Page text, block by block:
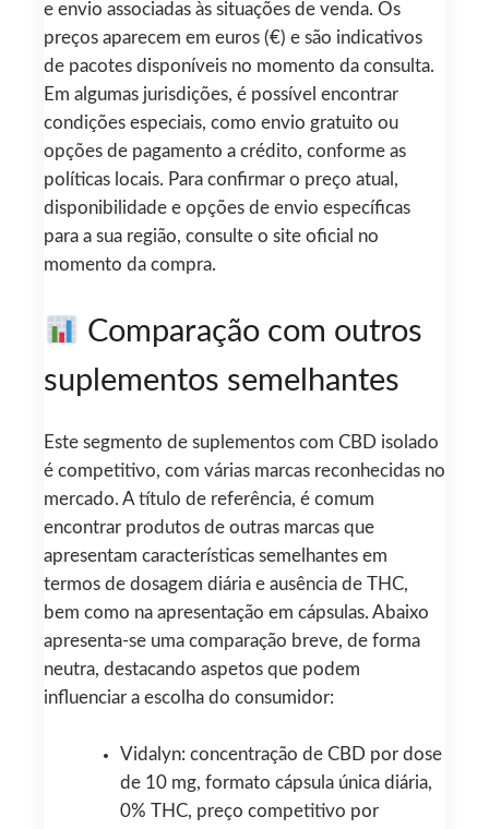
e envio associadas às situações de venda. Os
preços aparecem em euros (€) e são indicativos
de pacotes disponíveis no momento da consulta.
Em algumas jurisdições, é possível encontrar
condições especiais, como envio gratuito ou
opções de pagamento a crédito, conforme as
políticas locais. Para confirmar o preço atual,
disponibilidade e opções de envio específicas
para a sua região, consulte o site oficial no
momento da compra.
Comparação com outros
suplementos semelhantes
Este segmento de suplementos com CBD isolado
é competitivo, com várias marcas reconhecidas no
mercado. A título de referência, é comum
encontrar produtos de outras marcas que
apresentam características semelhantes em
termos de dosagem diária e ausência de THC,
bem como na apresentação em cápsulas. Abaixo
apresenta-se uma comparação breve, de forma
neutra, destacando aspetos que podem
influenciar a escolha do consumidor:
Vidalyn: concentração de CBD por dose
de 10 mg, formato cápsula única diária,
0% THC, preço competitivo por